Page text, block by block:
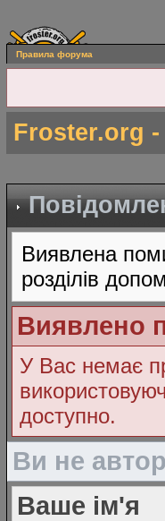
Правила форума
Froster.org
Виявлена
розділів
Виявлено
У Вас немає
доступно.
Ви не
Ваше ім'я